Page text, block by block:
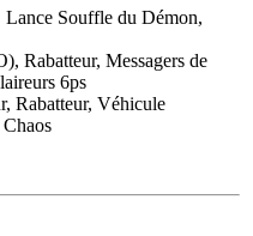
Souffle du Démon,
Rabatteur, Messagers de
6ps
Rabatteur, Véhicule